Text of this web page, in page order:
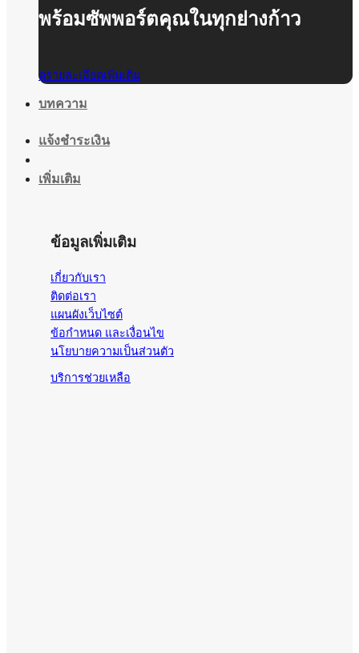
พร้อมซัพพอร์ตคุณในทุกย่างก้าว
ดูรายละเอียดเพิ่มเติม
บทความ
แจ้งชำระเงิน
เพิ่มเติม
ข้อมูลเพิ่มเติม
เกี่ยวกับเรา
ติดต่อเรา
แผนผังเว็บไซต์
ข้อกำหนด และเงื่อนไข
นโยบายความเป็นส่วนตัว
บริการช่วยเหลือ